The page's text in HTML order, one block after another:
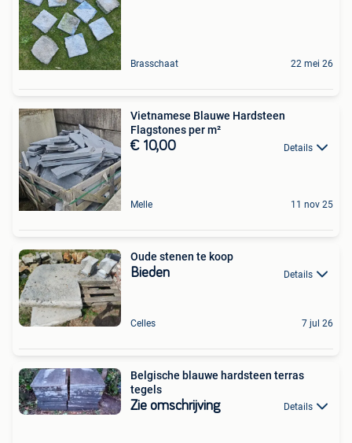
Brasschaat 22 mei 26
Vietnamese Blauwe Hardsteen
Flagstones per m²
€ 10,00 Details
Melle 11 nov 25
Oude stenen te koop
Bieden Details
Celles 7 jul 26
Belgische blauwe hardsteen terras
tegels
Zie omschrijving Details